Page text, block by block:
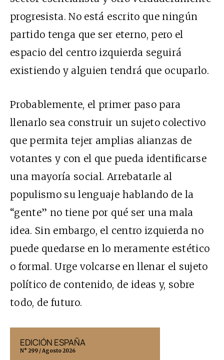
progresista. No está escrito que ningún
partido tenga que ser eterno, pero el
espacio del centro izquierda seguirá
existiendo y alguien tendrá que ocuparlo.
Probablemente, el primer paso para
llenarlo sea construir un sujeto colectivo
que permita tejer amplias alianzas de
votantes y con el que pueda identificarse
una mayoría social. Arrebatarle al
populismo su lenguaje hablando de la
“gente” no tiene por qué ser una mala
idea. Sin embargo, el centro izquierda no
puede quedarse en lo meramente estético
o formal. Urge volcarse en llenar el sujeto
político de contenido, de ideas y, sobre
todo, de futuro.
EDICIÓN ESPAÑA
N° 299 / Agosto 2026